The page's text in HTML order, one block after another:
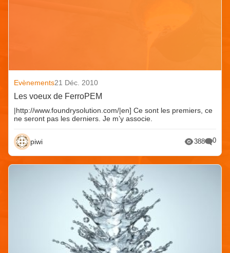
Evènements21 Déc. 2010
Les voeux de FerroPEM
|http://www.foundrysolution.com/|en] Ce sont les premiers, ce
ne seront pas les derniers. Je m’y associe.
piwi 388 0